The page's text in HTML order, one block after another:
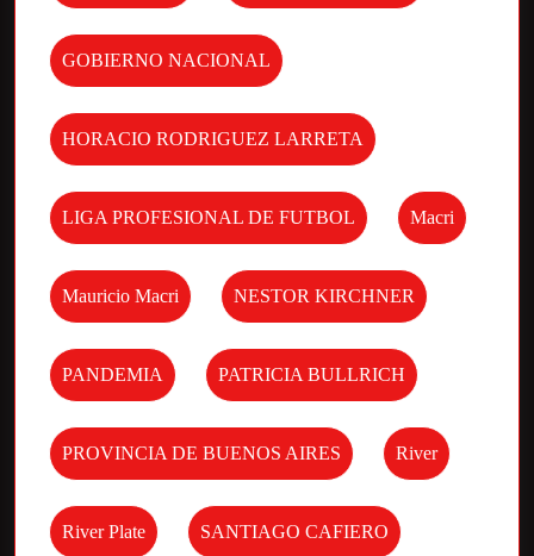
GOBIERNO NACIONAL
HORACIO RODRIGUEZ LARRETA
LIGA PROFESIONAL DE FUTBOL Macri
Mauricio Macri NESTOR KIRCHNER
PANDEMIA PATRICIA BULLRICH
PROVINCIA DE BUENOS AIRES River
River Plate SANTIAGO CAFIERO